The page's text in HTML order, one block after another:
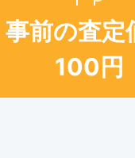
事前の査定
100 円